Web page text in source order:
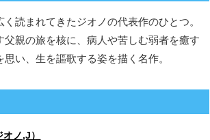
読まれてきたジオノの代表作のひとつ。
父親の旅を核に、病人や苦しむ弱者を癒す
い、生を謳歌する姿を描く名作。
ノ,J）